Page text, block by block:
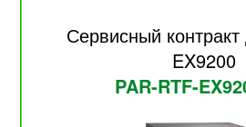
Сервисный
EX9200
PAR-RTF-